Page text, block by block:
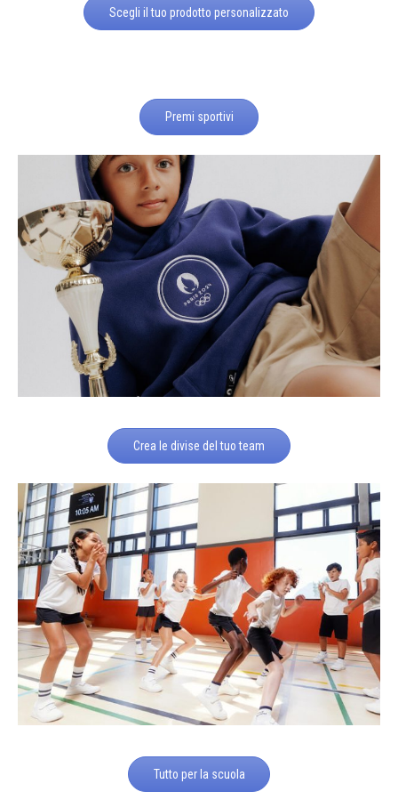
Scegli il tuo prodotto personalizzato
Premi sportivi
Crea le divise del tuo team
Tutto per la scuola